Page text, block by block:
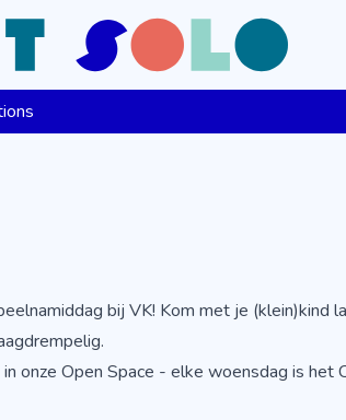
bij VK! Kom met je (klein)kind
onze Open Space - elke woensdag is het